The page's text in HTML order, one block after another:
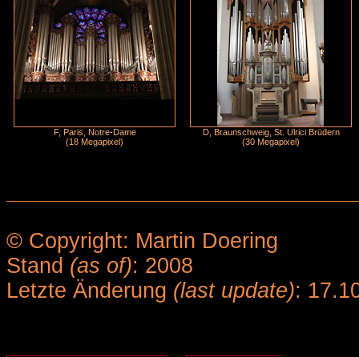
F, Paris, Notre-Dame
(18 Megapixel)
D, Braunschweig, St. Ulrici Brüdern
(30 Megapixel)
© Copyright: Martin Doering
Stand (as of): 2008
Letzte Änderung (last update):